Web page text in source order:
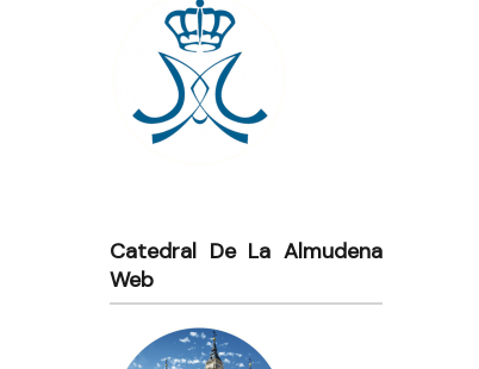
Catedral De La Almudena
Web